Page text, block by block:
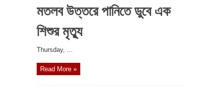
মতলব উত্তরে পানিতে ডুবে এক
শিশুর মৃত্যু
‎Thursday, ...
Read More »